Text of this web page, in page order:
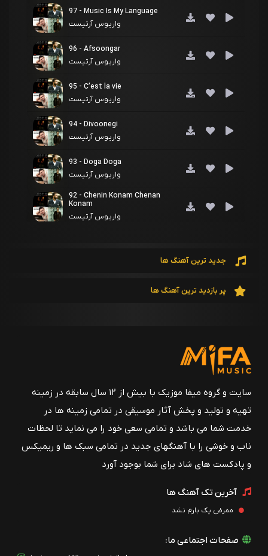
97 - Music Is My Language
واریوس آرتیست
96 - Afsoongar
واریوس آرتیست
95 - C’est la vie
واریوس آرتیست
94 - Divoonegi
واریوس آرتیست
93 - Doga Doga
واریوس آرتیست
92 - Chenin Konam Chenan
Konam
واریوس آرتیست
87 - Ghomar Baz
واریوس آرتیست
86 - Berzî Berzî
85 - Tabestoon
83 - Chatre Khis (Original mix)
جدید ترین آهنگ ها
پر بازدید ترین آهنگ ها
سایت و گروه میفا موزیک با بیش از ۱۲ سال سابقه در زمینه
تهیه و تولید و پخش آثار موسیقی در تمامی زمینه ها در
خدمت شما می باشد و تمامی سعی خود را می نماید تا لحظات
ناب و خوشی را با آهنگهای جدید در تمامی سبک ها و ریمیکس
و پادکست های شاد برای شما بوجود آورد
آخرین تک آهنگ ها
ممرض یک بارم نشد
صفحات اجتماعی ما: